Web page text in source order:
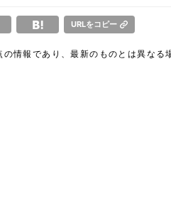
URLをコピー
情報であり、最新のものとは異なる